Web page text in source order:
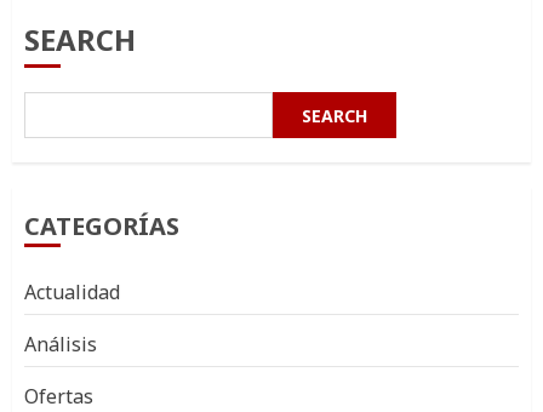
SEARCH
SEARCH
CATEGORÍAS
Actualidad
Análisis
Ofertas